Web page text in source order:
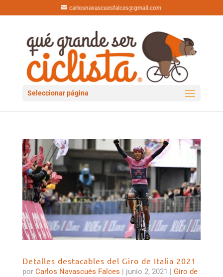
carlosnavascuesfalces@gmail.com
Seleccionar página
Detalles destacables del Giro de Italia 2021
por Carlos Navascués Falces | junio 2, 2021 | Giro de